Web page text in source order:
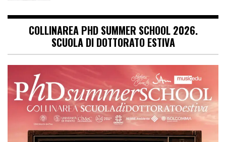
COLLINAREA PHD SUMMER SCHOOL 2026.
SCUOLA DI DOTTORATO ESTIVA